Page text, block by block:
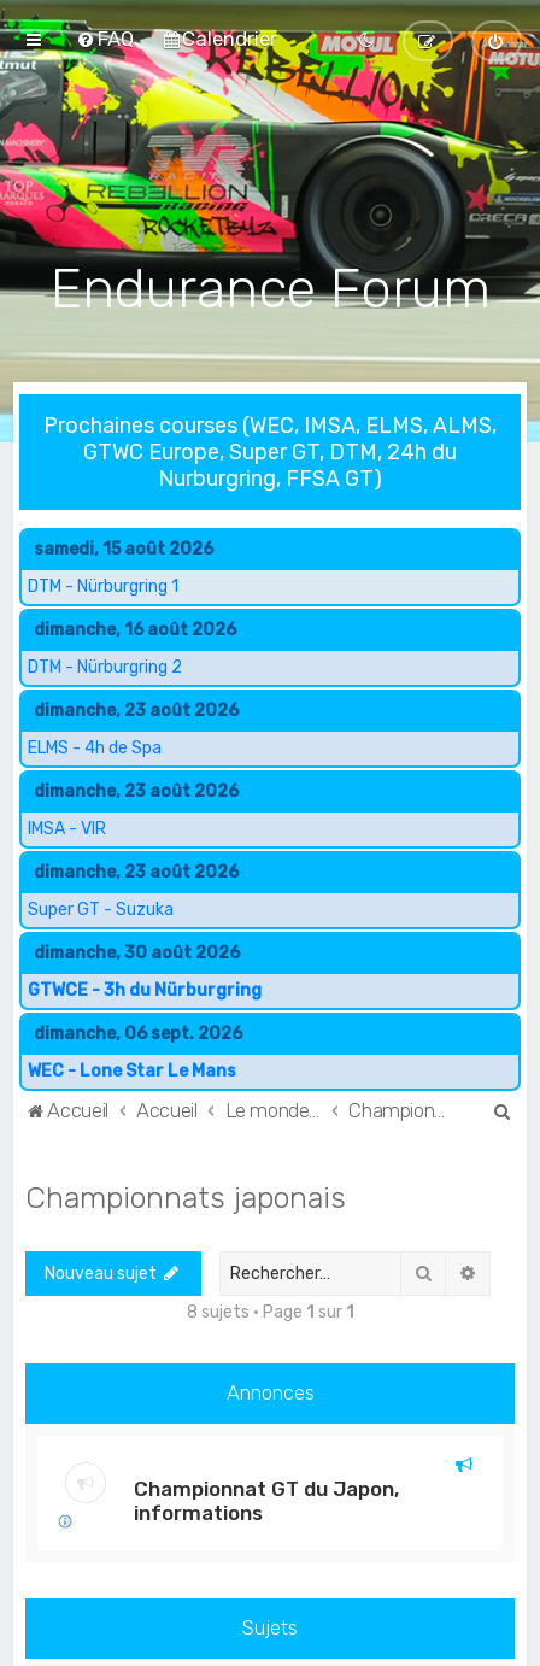
FAQ Calendrier
Endurance Forum
Prochaines courses (WEC, IMSA, ELMS, ALMS,
GTWC Europe, Super GT, DTM, 24h du
Nurburgring, FFSA GT)
samedi, 15 août 2026
DTM - Nürburgring 1
dimanche, 16 août 2026
DTM - Nürburgring 2
dimanche, 23 août 2026
ELMS - 4h de Spa
dimanche, 23 août 2026
IMSA - VIR
dimanche, 23 août 2026
Super GT - Suzuka
dimanche, 30 août 2026
GTWCE - 3h du Nürburgring
dimanche, 06 sept. 2026
WEC - Lone Star Le Mans
Accueil Accueil
Championnats japonais
Nouveau sujet Rechercher
8 sujets • Page 1 sur 1
Annonces
Championnat GT du Japon,
informations
Sujets